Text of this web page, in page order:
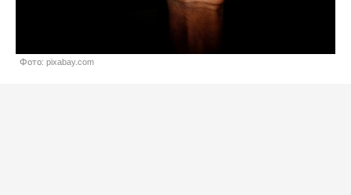
Фото: pixabay.com